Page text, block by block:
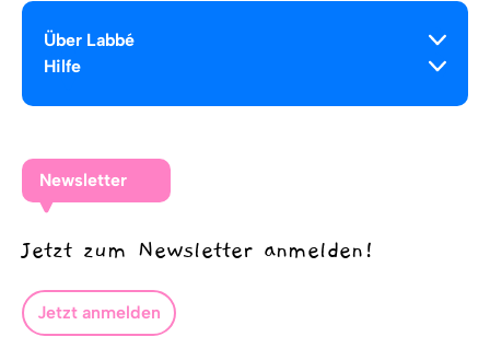
Über Labbé
Hilfe
Newsletter
Jetzt zum Newsletter anmelden!
Jetzt anmelden